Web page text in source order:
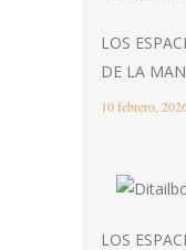
LOS
DE LA
10 febrero,
LOS